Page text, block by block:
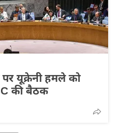
यूक्रेनी हमले को
की बैठक